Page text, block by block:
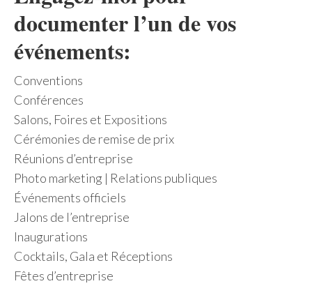
documenter l’un de vos
événements:
Conventions
Conférences
Salons, Foires et Expositions
Cérémonies de remise de prix
Réunions d’entreprise
Photo marketing | Relations publiques
Événements officiels
Jalons de l’entreprise
Inaugurations
Cocktails, Gala et Réceptions
Fêtes d’entreprise